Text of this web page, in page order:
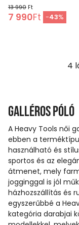
13 990 Ft
7 990Ft -43%
4
Galléros póló
A Heavy Tools női
ebben a
használható és
sportos és az
átmenet, mely
jogginggal is jól
házhozszállítás és
egyszerűbbé a
kategória darabjai